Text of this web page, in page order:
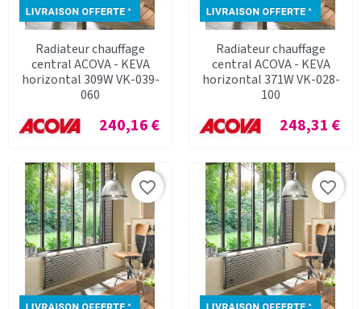
Radiateur chauffage
central ACOVA - KEVA
horizontal 309W VK-039-
060
Prix
240,16 €
Radiateur chauffage
central ACOVA - KEVA
horizontal 371W VK-028-
100
Prix
248,31 €
favorite_border favorite_border